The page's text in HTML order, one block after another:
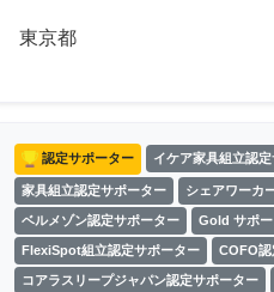
東京都
認定サポーター イケア家具組立認
家具組立認定サポーター シェアワーカ
ベルメゾン認定サポーター Gold サポ
FlexiSpot組立認定サポーター COFO認
コアラスリープジャパン認定サポーター